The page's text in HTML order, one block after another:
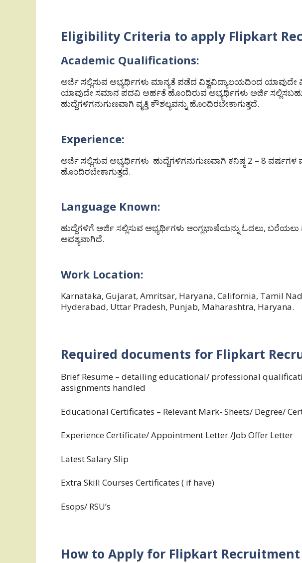
Eligibility Criteria to apply Flipkart
Academic Qualifications:
ಅರ್ಜಿ ಸಲ್ಲಿಸುವ ಅಭ್ಯರ್ಥಿಗಳು ಮಾನ್ಯತೆ ಪಡೆದ ವಿಶ್ವವಿದ್ಯಾಲಯದಿಂದ
ಯಾವುದೇ ಸಮಾನ ಪದವಿ ಅರ್ಹತೆ ಹೊಂದಿರುವ ಅಭ್ಯರ್ಥಿಗಳು ಅರ್ಜಿ
ಹುದ್ದೆಗಳಿಗನುಗುಣವಾಗಿ ವೃತ್ತಿ ಕೌಶಲ್ಯವನ್ನು ಹೊಂದಿರಬೇಕಾಗುತ್ತದೆ.
Experience:
ಅರ್ಜಿ ಸಲ್ಲಿಸುವ ಅಭ್ಯರ್ಥಿಗಳು ಹುದ್ದೆಗಳಿಗನುಗುಣವಾಗಿ ಕನಿಷ್ಠ 2 – 8 ವರ್ಷಗಳ
ಹೊಂದಿರಬೇಕಾಗುತ್ತದೆ.
Language Known:
ಹುದ್ದೆಗಳಿಗೆ ಅರ್ಜಿ ಸಲ್ಲಿಸುವ ಅಭ್ಯರ್ಥಿಗಳು ಆಂಗ್ಲಭಾಷೆಯನ್ನು ಓದಲು,
ಅವಶ್ಯವಾಗಿದೆ.
Work Location:
Karnataka, Gujarat, Amritsar, Haryana, California, Tamil
Hyderabad, Uttar Pradesh, Punjab, Maharashtra, Haryana.
Required documents for Flipkart
Brief Resume – detailing educational/ professional
assignments handled
Educational Certificates – Relevant Mark- Sheets/ Degree/
Experience Certificate/ Appointment Letter /Job Offer Letter
Latest Salary Slip
Extra Skill Courses Certificates ( if have)
Esops/ RSU’s
How to Apply for Flipkart Recruitment